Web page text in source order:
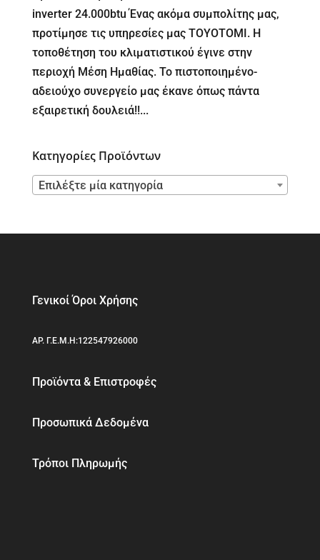
inverter 24.000btu Ένας ακόμα συμπολίτης μας,
προτίμησε τις υπηρεσίες μας TOYOTOMI. Η
τοποθέτηση του κλιματιστικού έγινε στην
περιοχή Μέση Ημαθίας. Το πιστοποιημένο-
αδειούχο συνεργείο μας έκανε όπως πάντα
εξαιρετική δουλειά!!...
Κατηγορίες Προϊόντων
Επιλέξτε μία κατηγορία
Γενικοί Όροι Χρήσης
ΑΡ. Γ.Ε.Μ.Η:122547926000
Προϊόντα & Επιστροφές
Προσωπικά Δεδομένα
Τρόποι Πληρωμής